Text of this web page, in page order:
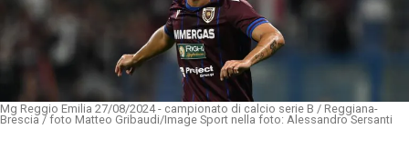
Mg Reggio Emilia 27/08/2024 - campionato di calcio serie B / Reggiana-
Brescia / foto Matteo Gribaudi/Image Sport nella foto: Alessandro Sersanti